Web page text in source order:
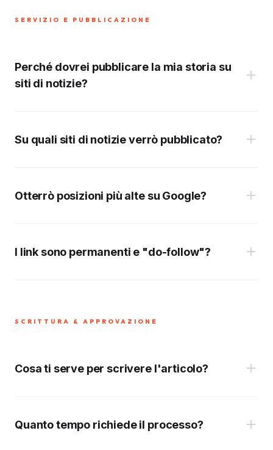
SERVIZIO E PUBBLICAZIONE
Perché dovrei pubblicare la mia storia su
siti di notizie?
Su quali siti di notizie verrò pubblicato?
Piano Base:
Otterrò posizioni più alte su Google?
I link sono permanenti e "do-follow"?
SCRITTURA & APPROVAZIONE
Cosa ti serve per scrivere l'articolo?
Quanto tempo richiede il processo?